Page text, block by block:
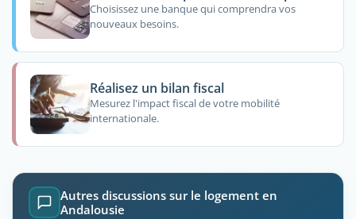
Choisissez une banque qui comprendra vos
nouveaux besoins.
Réalisez un bilan fiscal
Mesurez l'impact fiscal de votre mobilité
internationale.
Autres discussions sur le logement en
Andalousie